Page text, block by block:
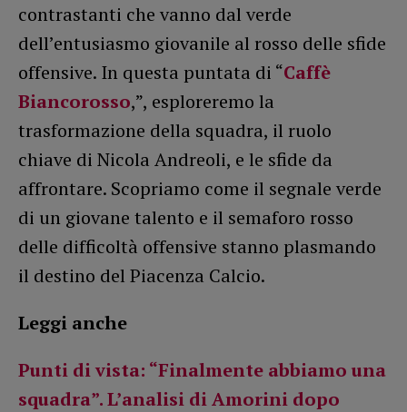
contrastanti che vanno dal verde
dell’entusiasmo giovanile al rosso delle sfide
offensive. In questa puntata di “Caffè
Biancorosso,”, esploreremo la
trasformazione della squadra, il ruolo
chiave di Nicola Andreoli, e le sfide da
affrontare. Scopriamo come il segnale verde
di un giovane talento e il semaforo rosso
delle difficoltà offensive stanno plasmando
il destino del Piacenza Calcio.
Leggi anche
Punti di vista: “Finalmente abbiamo una
squadra”. L’analisi di Amorini dopo